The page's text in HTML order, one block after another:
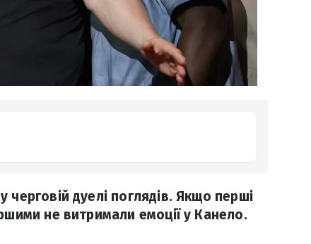
дуелі поглядів. Якщо перші
не витримали емоції у Канело.